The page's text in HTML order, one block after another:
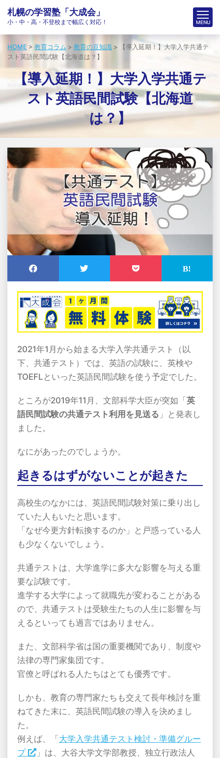
札幌の学習塾「大成会」
小・中・高・不登校まで幅広く対応！
HOME > 教育コラム > 教育の豆知識 >
【導入延期！】大学入学共通テ
スト英語民間試験【北海道は？】
【導入延期！】大学入学共通テ
スト英語民間試験【北海道
は？】
2021年1 月から始まる大学入学共通テスト（以
下、共通テスト）では、英語の試験に、英検や
TOEFL といった英語民間試験を使う予定でした。
ところが2019年11 月、文部科学大臣が突如「英
語民間試験の共通テスト利用を見送る 」と発表し
ました。
なにがあったのでしょうか。
起きるはずがないことが起きた
高校生のなかには、英語民間試験対策に乗り出し
ていた人もいたと思います。
「なぜ今更方針転換するのか」と戸惑っている人
も少なくないでしょう。
共通テストは、大学進学に多大な影響を与える重
要な試験です。
進学する大学によって就職先が変わることがある
ので、共通テストは受験生たちの人生に影響を与
えるといっても過言ではありません。
また、文部科学省は国の重要機関であり、制度や
法律の専門家集団です。
官僚と呼ばれる人たちはとても優秀です。
しかも、教育の専門家たちも交えて長年検討を重
ねてきた末に、英語民間試験の導入を決めまし
た。
例えば、「大学入学共通テスト検討・準備グルー
プ
」は、大谷大学文学部教授、独立行政法人